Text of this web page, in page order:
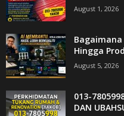
August 1, 2026
Bagaimana
Hingga
August 5, 2026
013-
DAN